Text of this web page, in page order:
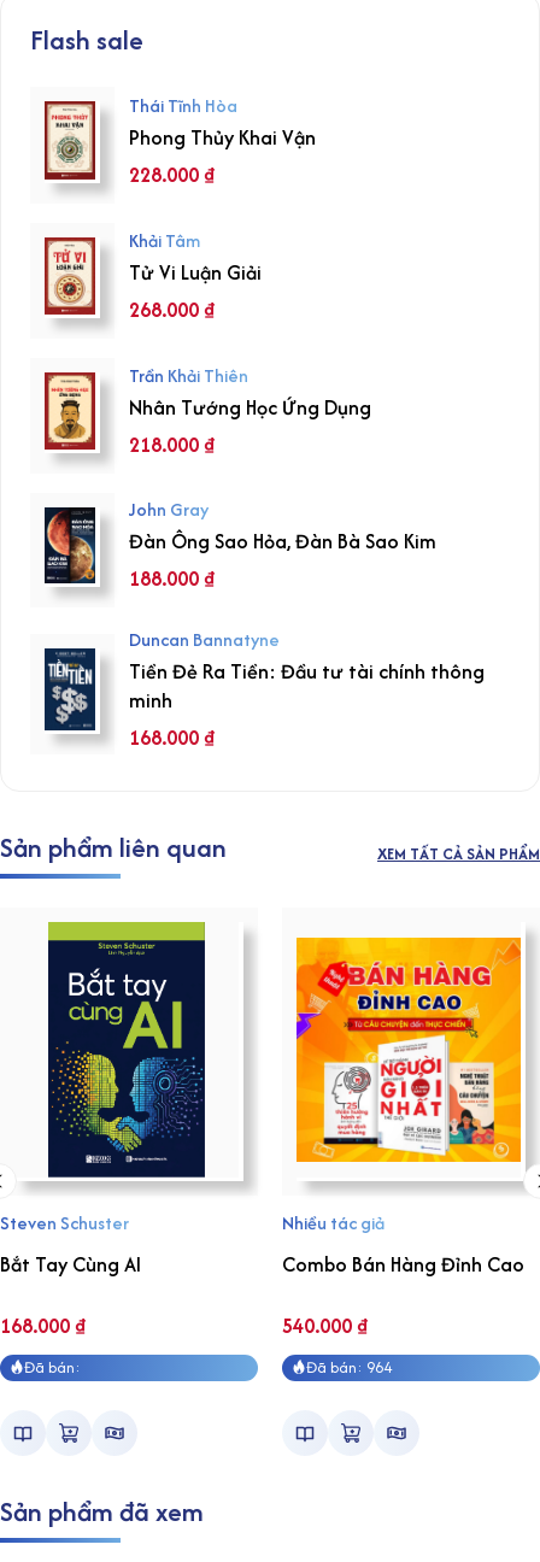
Flash sale
Thái Tĩnh Hòa
Phong Thủy Khai Vận
228.000₫
Khải Tâm
Tử Vi Luận Giải
268.000₫
Trần Khải Thiên
Nhân Tướng Học Ứng Dụng
218.000₫
John Gray
Đàn Ông Sao Hỏa, Đàn Bà Sao Kim
188.000₫
Duncan Bannatyne
Tiền Đẻ Ra Tiền: Đầu tư tài chính thông
minh
168.000₫
Sản phẩm liên quan XEM TẤT CẢ SẢN PHẨM
Steven Schuster
Bắt Tay Cùng AI
168.000₫
Đã bán:
Nhiều tác giả
Combo Bán Hàng Đỉnh Cao
540.000₫
Đã bán: 964
Sản phẩm đã xem